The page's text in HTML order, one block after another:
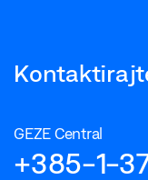
GEZE Central
+385-1-